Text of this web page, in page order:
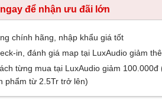
ngay để nhận ưu đãi lớn
chính hãng, nhập khẩu giá tốt
in, đánh giá map tại LuxAudio giảm
từng mua tại LuxAudio giảm 100.000đ
phẩm từ 2.5Tr trở lên)